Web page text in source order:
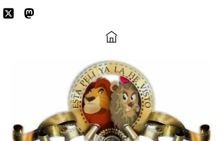
Skip
to
Icon
Mastodon